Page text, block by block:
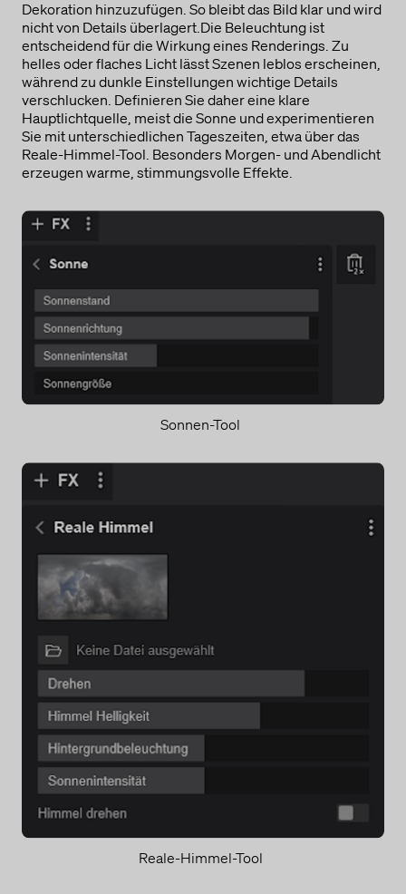
Dekoration hinzuzufügen. So bleibt das Bild klar und wird
nicht von Details überlagert.Die Beleuchtung ist
entscheidend für die Wirkung eines Renderings. Zu
helles oder flaches Licht lässt Szenen leblos erscheinen,
während zu dunkle Einstellungen wichtige Details
verschlucken. Definieren Sie daher eine klare
Hauptlichtquelle, meist die Sonne und experimentieren
Sie mit unterschiedlichen Tageszeiten, etwa über das
Reale-Himmel-Tool. Besonders Morgen- und Abendlicht
erzeugen warme, stimmungsvolle Effekte.
Sonnen-Tool
Reale-Himmel-Tool